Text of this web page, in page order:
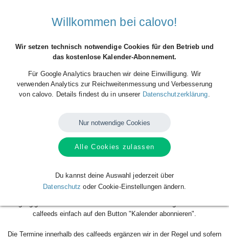
Smartphone, Tablet oder Desktop-PC integrieren? Kein Problem mit den
Beste daran: sobald neue Spieltermine angelegt oder geändert werden,
aktualisiert sich dein Kalender automatisch. Du musst nach dem
mühsam einzutragen gehört also der Vergangenheit an. Los geht´s!
calfeeds einfach auf den Button "Kalender abonnieren".
Die Termine innerhalb des calfeeds ergänzen wir in der Regel und sofern
Willkommen bei calovo!
Wir setzen technisch notwendige Cookies für den Betrieb und
das kostenlose Kalender-Abonnement.
Für Google Analytics brauchen wir deine Einwilligung. Wir
verwenden Analytics zur Reichweitenmessung und Verbesserung
von calovo. Details findest du in unserer Datenschutzerklärung.
Nur notwendige Cookies
Alle Cookies zulassen
Du kannst deine Auswahl jederzeit über
Datenschutz oder Cookie-Einstellungen ändern.